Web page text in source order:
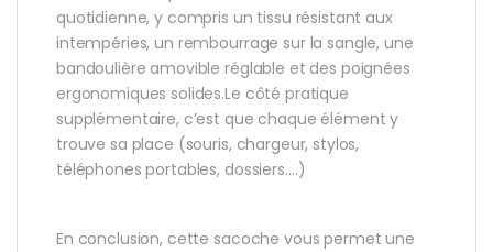
quotidienne, y compris un tissu résistant aux
intempéries, un rembourrage sur la sangle, une
bandoulière amovible réglable et des poignées
ergonomiques solides.Le côté pratique
supplémentaire, c’est que chaque élément y
trouve sa place (souris, chargeur, stylos,
téléphones portables, dossiers….)
En conclusion, cette sacoche vous permet une